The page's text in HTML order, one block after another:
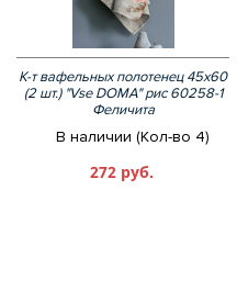
К-т вафельных полотенец 45х60
(2 шт.) "Vse DOMA" рис 60258-1
Феличита
В наличии (Кол-во 4)
272 руб.